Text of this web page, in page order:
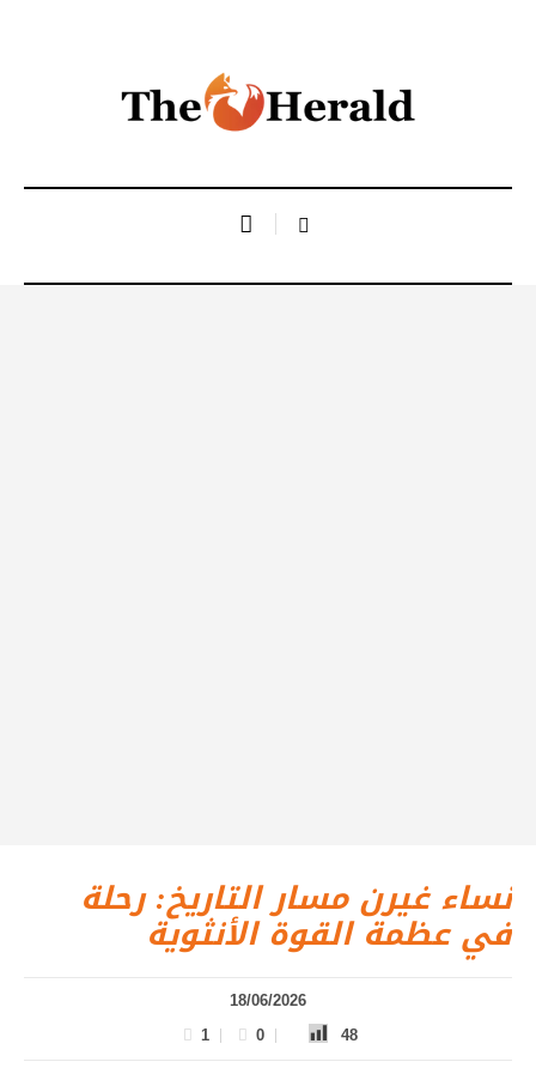
نساء غيرن مسار التاريخ: رحلة
في عظمة القوة الأنثوية
18/06/2026
1
0 48